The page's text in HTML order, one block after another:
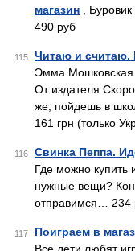
магазин ,
490 руб
115 Читаю и считаю.
Эмма Мошковская
От
же, пойдешь в
161 грн (только
116 Свинка Пеппа.
Где можно купить
нужные вещи?
отправимся… 234
117 Поиграем в